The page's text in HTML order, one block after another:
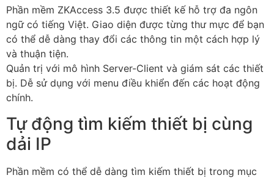
Phần mềm ZKAccess 3.5 được thiết kế hỗ trợ đa ngôn
ngữ có tiếng Việt. Giao diện được từng thư mực để bạn
có thể dễ dàng thay đổi các thông tin một cách hợp lý
và thuận tiện.
Quản trị với mô hình Server-Client và giám sát các thiết
bị. Dễ sử dụng với menu điều khiển đến các hoạt động
chính.
Tự động tìm kiếm thiết bị cùng
dải IP
Phần mềm có thể dễ dàng tìm kiếm thiết bị trong mục